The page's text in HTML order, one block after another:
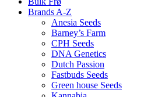
Brands A-Z
Anesia Seeds
Barney’s Farm
CPH Seeds
DNA Genetics
Dutch Passion
Fastbuds Seeds
Green house Seeds